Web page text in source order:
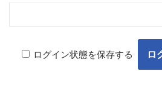
ログイン状態を保存する